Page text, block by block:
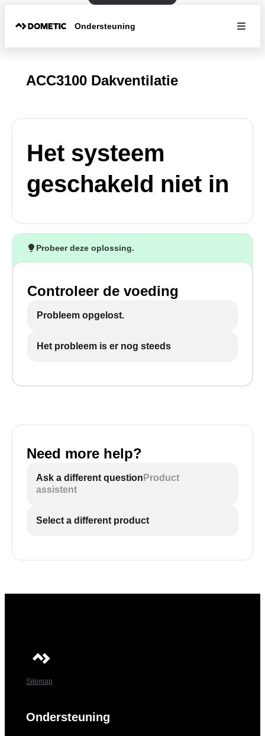
Ondersteuning
ACC3100 Dakventilatie
Het systeem
geschakeld niet in
Probeer deze oplossing.
Controleer de voeding
Probleem opgelost.
Het probleem is er nog steeds
Need more help?
Ask a different question Product
assistent
Select a different product
Sitemap
Ondersteuning